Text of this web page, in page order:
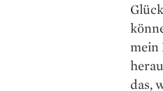
mein
das,